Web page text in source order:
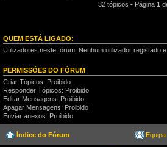
32 tópicos • Página 1
QUEM ESTÁ LIGADO:
Utilizadores neste fórum: Nenhum utilizador registado
PERMISSÕES DO FÓRUM
Criar Tópicos: Proibido
Responder Tópicos: Proibido
Editar Mensagens: Proibido
Apagar Mensagens: Proibido
Enviar anexos: Proibido
Índice do Fórum Equipa